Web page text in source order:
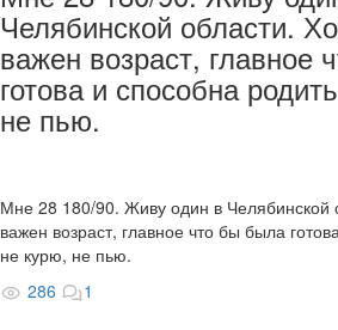
Челябинской области.
важен возраст, главное
готова и способна
не пью.
Мне 28 180/90. Живу один в Челябинской
важен возраст, главное что бы была
не курю, не пью.
286
1